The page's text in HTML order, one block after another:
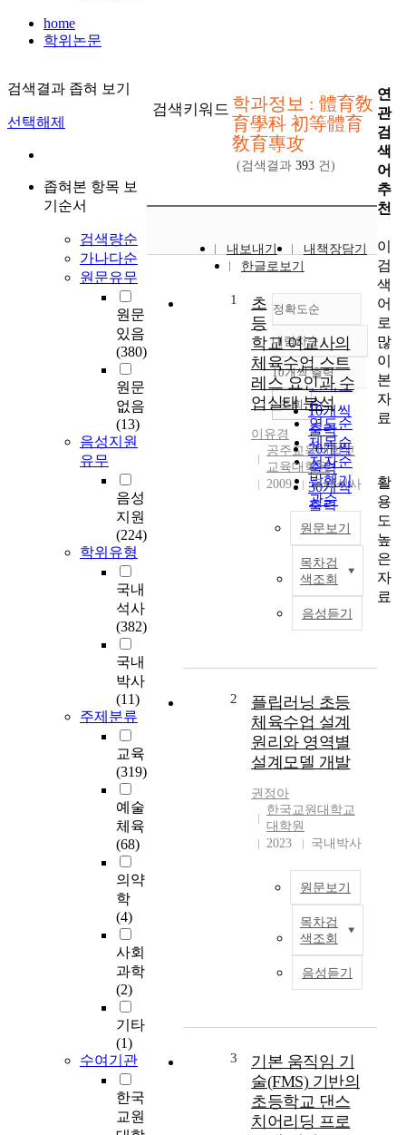
home
학위논문
검색결과 좁혀 보기
선택해제
좁혀본 항목 보
기순서
검색량순
가나다순
원문유무
원문
있음
(380)
원문
없음
(13)
음성지원
유무
음성
지원
(224)
학위유형
국내
석사
(382)
국내
박사
(11)
주제분류
교육
(319)
예술
체육
(68)
의약
학
(4)
사회
과학
(2)
기타
(1)
수여기관
한국
교원
검색키워드 학과정보 : 體育敎
育學科 初等體育
敎育專攻
(검색결과 393 건)
내보내기
내책장담기
한글로보기
정확도순
정확도
순
인기도
순
연도순
제목순
저자순
발행기
관순
내림차순
내림차순
10개씩 출력
10개씩
출력
20개씩
출력
30개씩
출력
50개씩
출력
100개씩
출력
조회
1
초
등
학교 여교사의
체육수업 스트
레스 요인과 수
업실태 분석
이유경
공주교육대학교
교육대학원
2009
국내석사
원문보기
목차검
색조회
음성듣기
2
플립러닝 초등
체육수업 설계
원리와 영역별
설계모델 개발
권정아
한국교원대학교
대학원
2023
국내박사
원문보기
목차검
색조회
음성듣기
3
기본 움직임 기
술(FMS) 기반의
초등학교 댄스
치어리딩 프로
연
관
검
색
어
추
천
이
검
색
어
로
많
이
본
자
료
활
용
도
높
은
자
료